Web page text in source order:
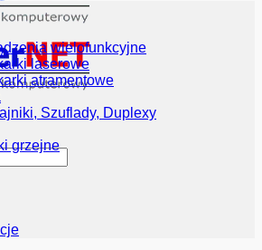
wielofunkcyjne
laserowe
atramentowe
Szuflady, Duplexy
grzejne